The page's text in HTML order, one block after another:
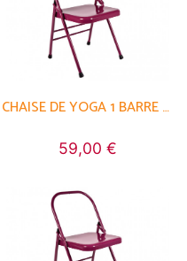
CHAISE DE YOGA 1 BARRE HAUTE
59,00 €